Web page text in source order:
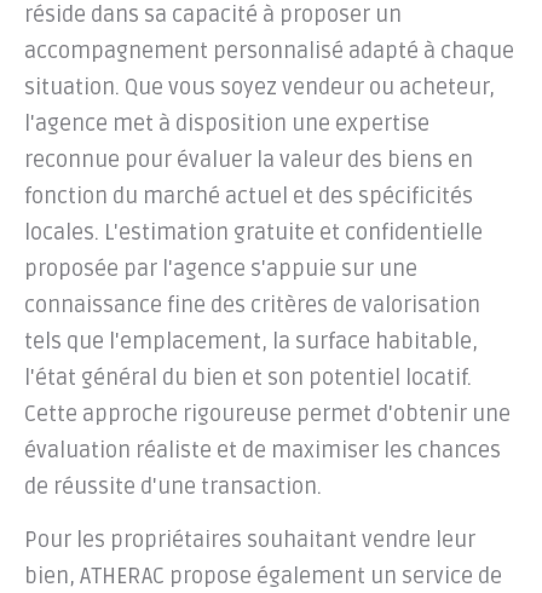
réside dans sa capacité à proposer un
accompagnement personnalisé adapté à chaque
situation. Que vous soyez vendeur ou acheteur,
l'agence met à disposition une expertise
reconnue pour évaluer la valeur des biens en
fonction du marché actuel et des spécificités
locales. L'estimation gratuite et confidentielle
proposée par l'agence s'appuie sur une
connaissance fine des critères de valorisation
tels que l'emplacement, la surface habitable,
l'état général du bien et son potentiel locatif.
Cette approche rigoureuse permet d'obtenir une
évaluation réaliste et de maximiser les chances
de réussite d'une transaction.
Pour les propriétaires souhaitant vendre leur
bien, ATHERAC propose également un service de